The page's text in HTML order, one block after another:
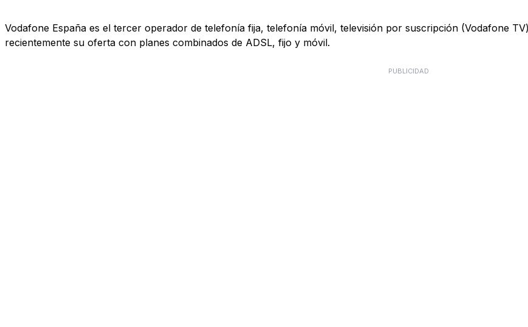
Vodafone España es el tercer operador de telefonía fija, telefonía móvil, televisión por suscripción (Vodafone
recientemente su oferta con planes combinados de ADSL, fijo y móvil.
PUBLICIDAD